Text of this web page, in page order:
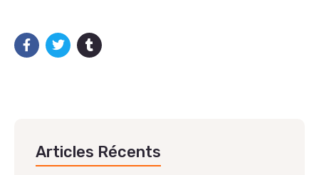
Articles Récents